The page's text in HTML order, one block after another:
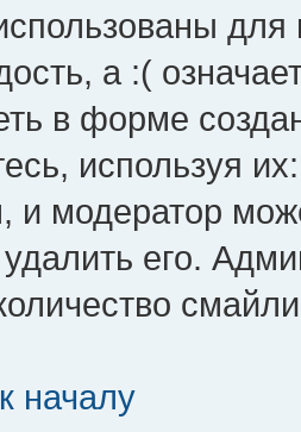
а :(
в форме
используя
и модератор
его.
началу